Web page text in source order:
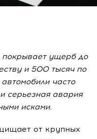
ущерб до
и 500 тысяч по
часто
серьезная авария
исками.
от крупных